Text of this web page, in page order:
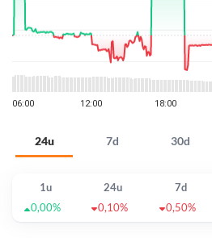
24u 7d 30d
1u 24u 7d
0,00%
0,10% 0,50%